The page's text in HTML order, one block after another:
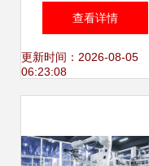
产城 以科技盈造互
联，共筑产城服务
查看详情
更新时间：2026-08-05
06:23:08